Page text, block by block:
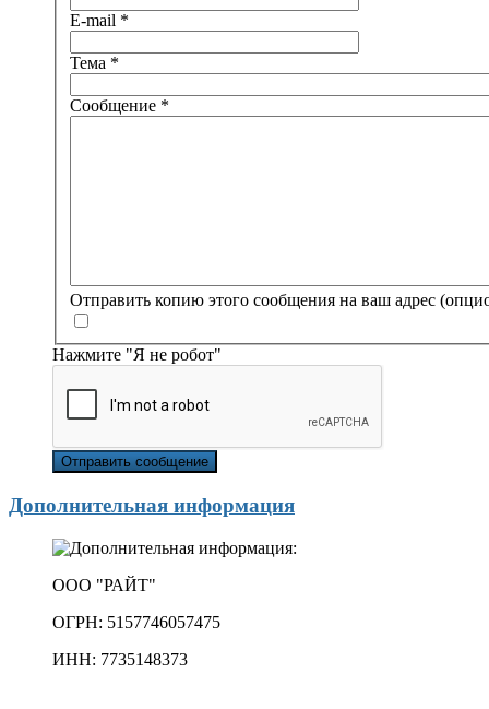
E-mail *
Тема *
Сообщение *
Отправить копию этого сообщения на ваш адрес
Нажмите "Я не робот"
Отправить сообщение
Дополнительная информация
ООО "РАЙТ"
ОГРН: 5157746057475
ИНН: 7735148373